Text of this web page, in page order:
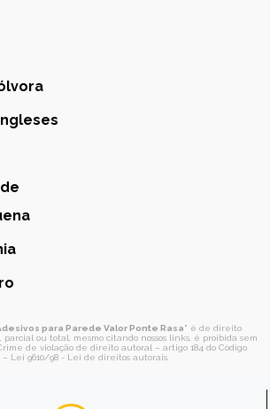
para Parede Valor Ponte Rasa" é de direito
parcial ou total, mesmo citando nossos links, é proibida sem
de violação de direito autoral – artigo 184 do Código
– Lei 9610/98 - Lei de direitos autorais